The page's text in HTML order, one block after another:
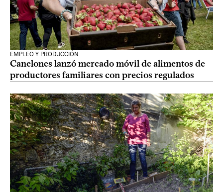
EMPLEO Y PRODUCCIÓN
Canelones lanzó mercado móvil de alimentos de
productores familiares con precios regulados